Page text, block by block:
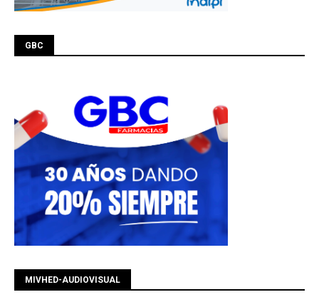
GBC
MIVHED-AUDIOVISUAL